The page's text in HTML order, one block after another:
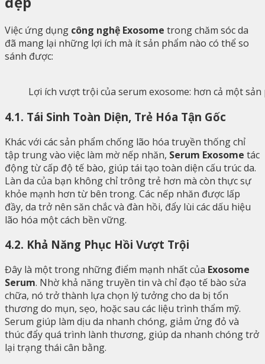
Việc ứng dụng công nghệ Exosome trong chăm sóc da
đã mang lại những lợi ích mà ít sản phẩm nào có thể so
sánh được:
Lợi ích vượt trội của serum exosome: hơn cả một
4.1. Tái Sinh Toàn Diện, Trẻ Hóa Tận Gốc
Khác với các sản phẩm chống lão hóa truyền thống chỉ
tập trung vào việc làm mờ nếp nhăn, Serum Exosome tác
động từ cấp độ tế bào, giúp tái tạo toàn diện cấu trúc da.
Làn da của bạn không chỉ trông trẻ hơn mà còn thực sự
khỏe mạnh hơn từ bên trong. Các nếp nhăn được lấp
đầy, da trở nên săn chắc và đàn hồi, đẩy lùi các dấu hiệu
lão hóa một cách bền vững.
4.2. Khả Năng Phục Hồi Vượt Trội
Đây là một trong những điểm mạnh nhất của Exosome
Serum. Nhờ khả năng truyền tin và chỉ đạo tế bào sửa
chữa, nó trở thành lựa chọn lý tưởng cho da bị tổn
thương do mụn, sẹo, hoặc sau các liệu trình thẩm mỹ.
Serum giúp làm dịu da nhanh chóng, giảm ửng đỏ và
thúc đẩy quá trình lành thương, giúp da nhanh chóng trở
lại trạng thái cân bằng.